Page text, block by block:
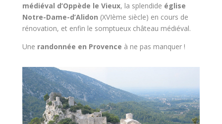
médiéval d’Oppède le Vieux, la splendide église
Notre-Dame-d’Alidon (XVIème siècle) en cours de
rénovation, et enfin le somptueux château médiéval.
Une randonnée en Provence à ne pas manquer !